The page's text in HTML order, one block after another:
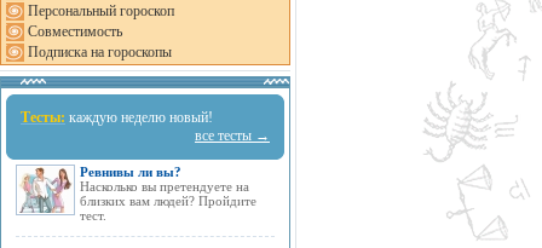
Персональный гороскоп
Совместимость
Подписка на гороскопы
Тесты: каждую неделю новый!
все тесты →
Ревнивы ли вы?
Насколько вы претендуете на
близких вам людей? Пройдите
тест.